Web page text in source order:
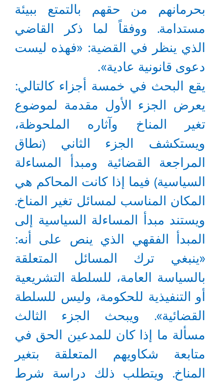
بحرمانهم من حقهم بالتمتع ببيئة
مستدامة. ووفقاً لما ذكر القاضي
الذي ينظر في القضية: «فهذه ليست
دعوى قانونية عادية».
يقع البحث في خمسة أجزاء كالتالي:
يعرض الجزء الأول مقدمة لموضوع
تغير المناخ وآثاره الملحوظة،
ويستكشف الجزء الثاني (نطاق
المراجعة القضائية ومبدأ المساءلة
السياسية) فيما إذا كانت المحاكم هي
المكان المناسب لمسائل تغير المناخ.
ويستند مبدأ المساءلة السياسية إلى
المبدأ الفقهي الذي ينص على أنه:
«ينبغي ترك المسائل المتعلقة
بالسياسة العامة، للسلطة التشريعية
أو التنفيذية للحكومة، وليس للسلطة
القضائية». ويبحث الجزء الثالث
مسألة ما إذا كان للمدعين الحق في
متابعة شكاويهم المتعلقة بتغير
المناخ. ويتطلب ذلك دراسة شرط